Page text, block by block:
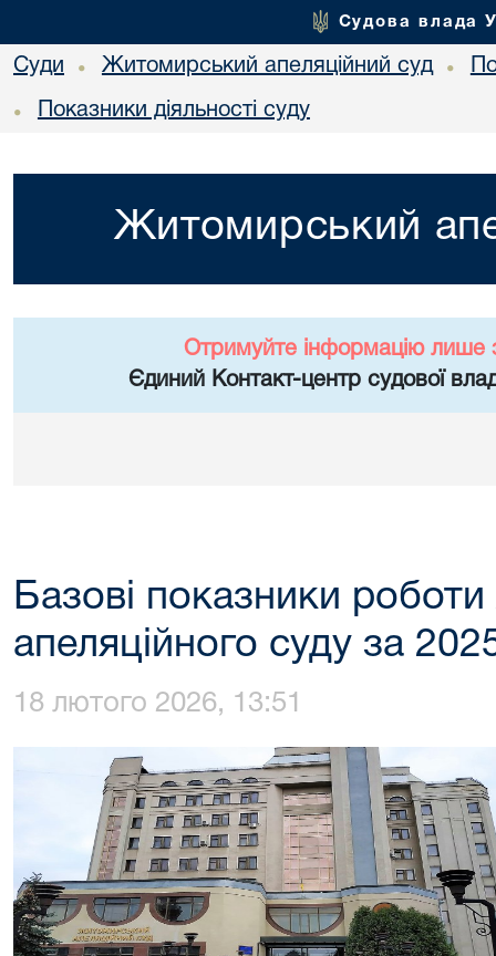
Судова влада
Суди • Житомирський апеляційний суд •
• Показники діяльності суду
Житомирський
Отримуйте інформацію лише
Єдиний Контакт-центр судової
Базові показники
апеляційного суду за
18 лютого 2026, 13:51